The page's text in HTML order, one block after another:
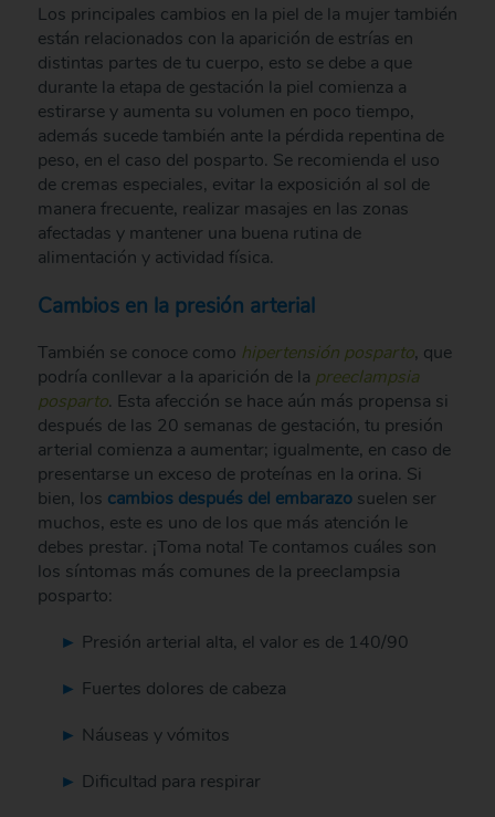
Los principales cambios en la piel de la mujer también
están relacionados con la aparición de estrías en
distintas partes de tu cuerpo, esto se debe a que
durante la etapa de gestación la piel comienza a
estirarse y aumenta su volumen en poco tiempo,
además sucede también ante la pérdida repentina de
peso, en el caso del posparto. Se recomienda el uso
de cremas especiales, evitar la exposición al sol de
manera frecuente, realizar masajes en las zonas
afectadas y mantener una buena rutina de
alimentación y actividad física.
Cambios en la presión arterial
También se conoce como hipertensión posparto, que
podría conllevar a la aparición de la preeclampsia
posparto. Esta afección se hace aún más propensa si
después de las 20 semanas de gestación, tu presión
arterial comienza a aumentar; igualmente, en caso de
presentarse un exceso de proteínas en la orina. Si
bien, los cambios después del embarazosuelen ser
muchos, este es uno de los que más atención le
debes prestar. ¡Toma nota! Te contamos cuáles son
los síntomas más comunes de la preeclampsia
posparto:
Presión arterial alta, el valor es de 140/90
Fuertes dolores de cabeza
Náuseas y vómitos
Dificultad para respirar